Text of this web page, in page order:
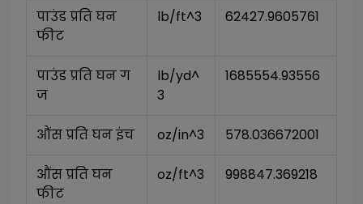
पाउंड प्रति घन
फीट
lb/ft^3 62427.9605761
पाउंड प्रति घन ग
ज
lb/yd^
3
1685554.93556
औंस प्रति घन इंच oz/in^3 578.036672001
औंस प्रति घन
फीट
oz/ft^3 998847.369218